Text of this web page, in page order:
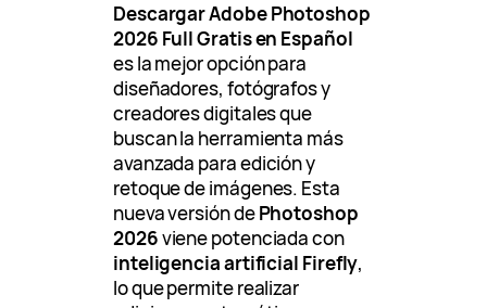
Descargar Adobe Photoshop
2026 Full Gratis en Español
es la mejor opción para
diseñadores, fotógrafos y
creadores digitales que
buscan la herramienta más
avanzada para edición y
retoque de imágenes. Esta
nueva versión dePhotoshop
2026viene potenciada con
inteligencia artificial Firefly,
lo que permite realizar